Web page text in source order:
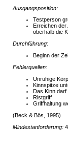
Ausgangsposition:
Testperson
Erreichen
oberhalb die
Durchführung:
Beginn der
Fehlerquellen:
Unruhige
Kinnspitze
Das Kinn darf
Ristgriff
Griffhaltung
(Beck & Bös, 1995)
Mindestanforderung: